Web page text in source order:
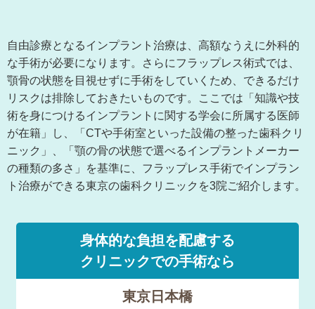
自由診療となるインプラント治療は、高額なうえに外科的
な手術が必要になります。さらにフラップレス術式では、
顎骨の状態を目視せずに手術をしていくため、できるだけ
リスクは排除しておきたいものです。ここでは「知識や技
術を身につけるインプラントに関する学会に所属する医師
が在籍」し、「CTや手術室といった設備の整った歯科クリ
ニック」、「顎の骨の状態で選べるインプラントメーカー
の種類の多さ」を基準に、フラップレス手術でインプラン
ト治療ができる東京の歯科クリニックを3院ご紹介します。
身体的な負担を配慮する
クリニックでの手術なら
東京日本橋